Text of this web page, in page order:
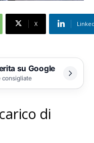
X
su Google
consigliate
di